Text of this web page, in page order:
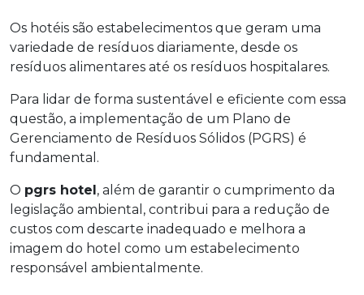
Os hotéis são estabelecimentos que geram uma
variedade de resíduos diariamente, desde os
resíduos alimentares até os resíduos hospitalares.
Para lidar de forma sustentável e eficiente com essa
questão, a implementação de um Plano de
Gerenciamento de Resíduos Sólidos (PGRS) é
fundamental.
O pgrs hotel, além de garantir o cumprimento da
legislação ambiental, contribui para a redução de
custos com descarte inadequado e melhora a
imagem do hotel como um estabelecimento
responsável ambientalmente.